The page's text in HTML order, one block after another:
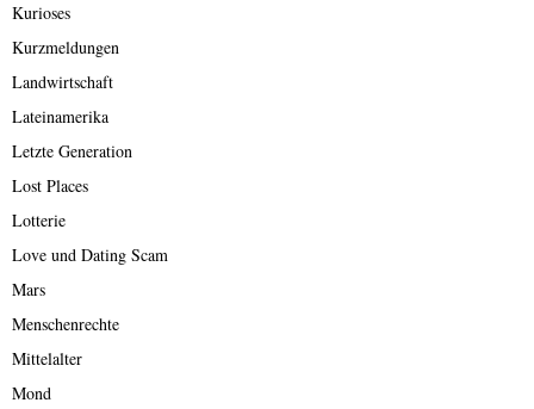
Kurioses
Kurzmeldungen
Landwirtschaft
Lateinamerika
Letzte Generation
Lost Places
Lotterie
Love und Dating Scam
Mars
Menschenrechte
Mittelalter
Mond